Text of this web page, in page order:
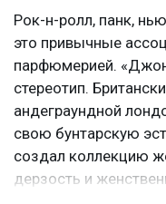
Рок-н-ролл, панк,
это привычные
парфюмерией.
стереотип.
андеграундной
свою бунтарскую
создал коллекцию
дерзость и